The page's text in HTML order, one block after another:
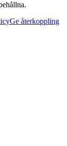
Ge återkoppling